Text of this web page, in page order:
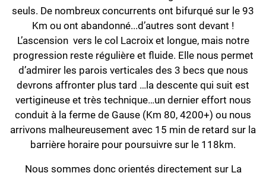
seuls. De nombreux concurrents ont bifurqué sur le 93
Km ou ont abandonné...d’autres sont devant !
L’ascension vers le col Lacroix et longue, mais notre
progression reste régulière et fluide. Elle nous permet
d’admirer les parois verticales des 3 becs que nous
devrons affronter plus tard …la descente qui suit est
vertigineuse et très technique…un dernier effort nous
conduit à la ferme de Gause (Km 80, 4200+) ou nous
arrivons malheureusement avec 15 min de retard sur la
barrière horaire pour poursuivre sur le 118km.
Nous sommes donc orientés directement sur La